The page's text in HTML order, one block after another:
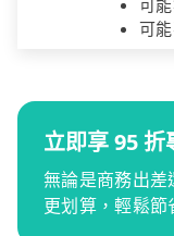
可
可
立即享 95 折
無論是商務出
更划算，輕鬆節